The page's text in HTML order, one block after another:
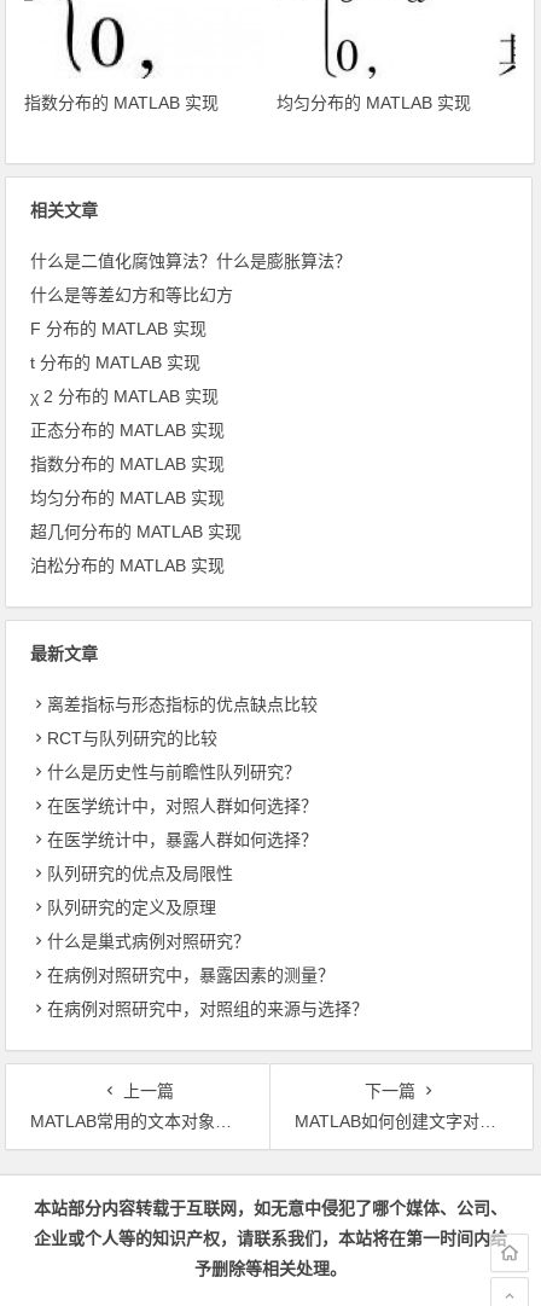
指数分布的 MATLAB 实现 均匀分布的 MATLAB 实现
相关文章
什么是二值化腐蚀算法？什么是膨胀算法？
什么是等差幻方和等比幻方
F 分布的 MATLAB 实现
t 分布的 MATLAB 实现
χ 2 分布的 MATLAB 实现
正态分布的 MATLAB 实现
指数分布的 MATLAB 实现
均匀分布的 MATLAB 实现
超几何分布的 MATLAB 实现
泊松分布的 MATLAB 实现
最新文章
离差指标与形态指标的优点缺点比较
RCT与队列研究的比较
什么是历史性与前瞻性队列研究？
在医学统计中，对照人群如何选择？
在医学统计中，暴露人群如何选择？
队列研究的优点及局限性
队列研究的定义及原理
什么是巢式病例对照研究？
在病例对照研究中，暴露因素的测量？
在病例对照研究中，对照组的来源与选择？
上一篇
MATLAB常用的文本对象属性
下一篇
MATLAB如何创建文字对象：text函数的使用方法
文章导航
本站部分内容转载于互联网，如无意中侵犯了哪个媒体、公司、
企业或个人等的知识产权，请联系我们，本站将在第一时间内给
予删除等相关处理。